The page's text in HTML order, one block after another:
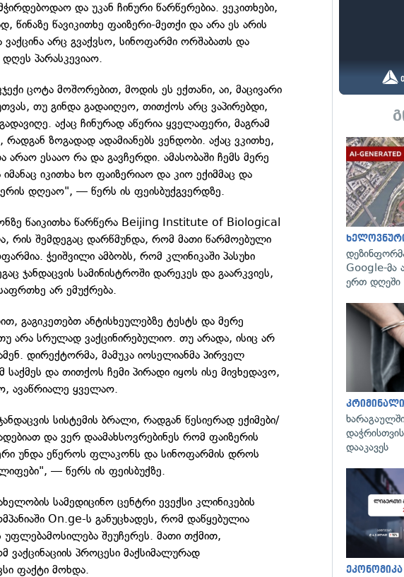
და უკან ჩინური წარწერებია. ვეკითხები,
წინაზე წავიკითხე ფაიზერი-მეთქი და არა ეს არის
არც გვაქვსო, სინოფარმი ორშაბათს და
პარასკევიაო.
ცოტა მოშორებით, მოდის ეს ექთანი, აი, მაცივარი
თუ გინდა გადაიღეო, თითქოს არც ვაპირებდი,
აქაც ჩინურად აწერია ყველაფერი, მაგრამ
რადგან ზოგადად ადამიანებს ვენდობი. აქაც ვკითხე,
არაო ესააო რა და გავჩერდი. ამასობაში ჩემს მერე
იმანაც იკითხა ხო ფაიზერიაო და კიო ექიმმაც და
დღეაო", — წერს ის ფეისბუქგვერდზე.
წაიკითხა წარწერა Beijing Institute of Biological
რის შემდეგაც დარწმუნდა, რომ მათი წარმოებული
ჭეიშვილი ამბობს, რომ კლინიკაში პასუხი
ჯანდაცვის სამინისტროში დარეკეს და გაარკვიეს,
არ ემუქრება.
გაგიკეთებთ ანტისხეულებზე ტესტს და მერე
არა სრულად ვაქცინირებულიო. თუ არადა, ისიც არ
დირექტორმა, მამუკა იოსელიანმა პირველ
საქმეს და თითქოს ჩემი პირადი იყოს ისე მივხედავო,
ავაწრიალე ყველაო.
სისტემის ბრალი, რადგან წესიერად ექიმები/
და ვერ დაამახსოვრებინეს რომ ფაიზერის
უნდა ეწეროს ფლაკონს და სინოფარმის დროს
— წერს ის ფეისბუქზე.
სამედიცინო ცენტრი ევექსი კლინიკების
On.ge-ს განუცხადეს, რომ დაწყებულია
შეუჩერეს. მათი თქმით,
ვაქცინაციის პროცესი მაქსიმალურად
ფაქტი მოხდა.
Google-მა
ერთ დღეში
კრიმინალი
დააკავეს
ეკონომიკა